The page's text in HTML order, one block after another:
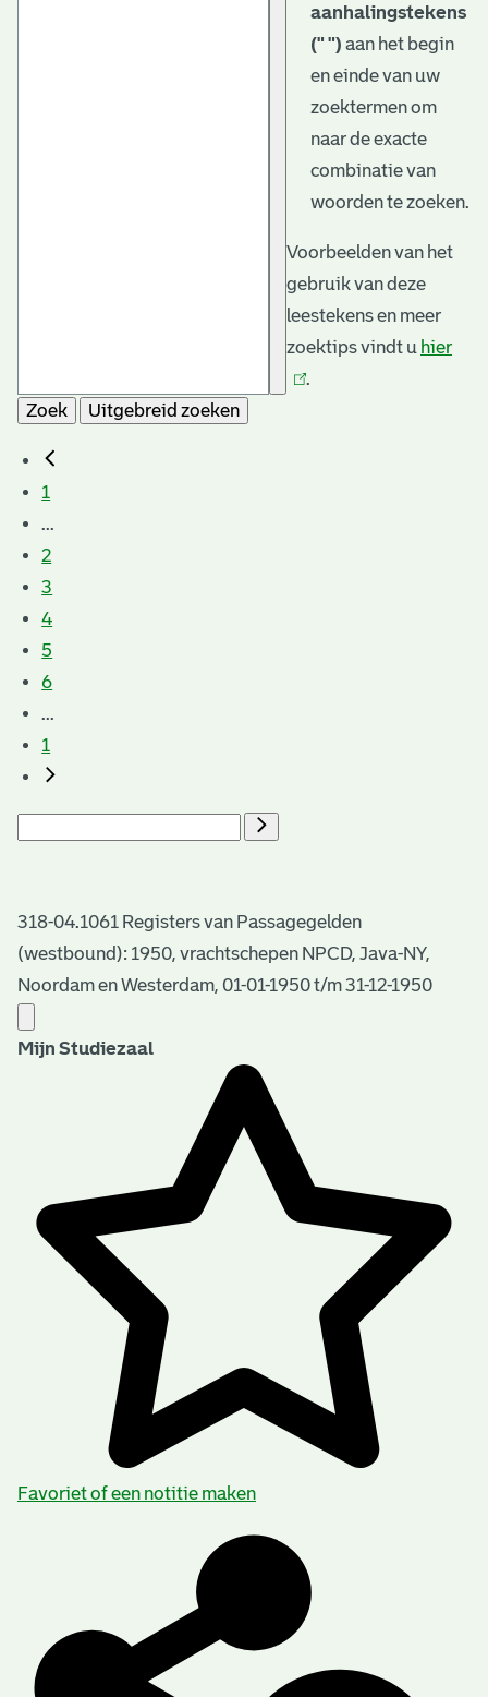
aanhalingstekens
(" ") aan het begin
en einde van uw
zoektermen om
naar de exacte
combinatie van
woorden te zoeken.
Voorbeelden van het
gebruik van deze
leestekens en meer
zoektips vindt u hier
.
Zoek
Uitgebreid zoeken
1
...
2
3
4
5
6
...
1
318-04.1061 Registers van Passagegelden
(westbound): 1950, vrachtschepen NPCD, Java-NY,
Noordam en Westerdam, 01-01-1950 t/m 31-12-1950
Mijn Studiezaal
Favoriet of een notitie maken